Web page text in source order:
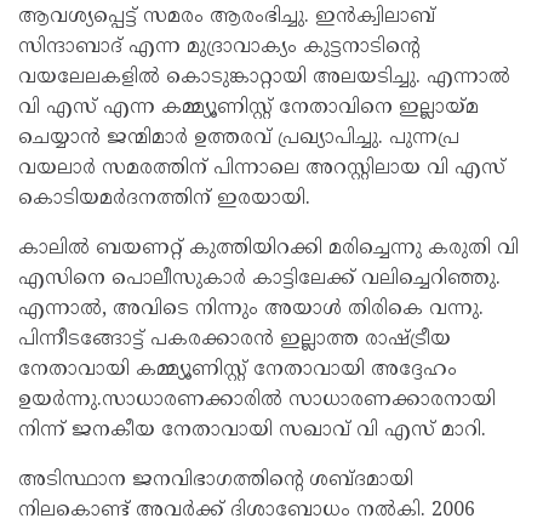
ആവശ്യപ്പെട്ട് സമരം ആരംഭിച്ചു. ഇൻക്വിലാബ്
സിന്ദാബാദ് എന്ന മുദ്രാവാക്യം കുട്ടനാടിന്റെ
വയലേലകളിൽ കൊടുങ്കാറ്റായി അലയടിച്ചു. എന്നാൽ
വി എസ് എന്ന കമ്മ്യൂണിസ്റ്റ് നേതാവിനെ ഇല്ലായ്മ
ചെയ്യാൻ ജന്മിമാർ ഉത്തരവ് പ്രഖ്യാപിച്ചു. പുന്നപ്ര
വയലാർ സമരത്തിന് പിന്നാലെ അറസ്റ്റിലായ വി എസ്
കൊടിയമർദനത്തിന് ഇരയായി.
കാലിൽ ബയണറ്റ് കുത്തിയിറക്കി മരിച്ചെന്നു കരുതി വി
എസിനെ പൊലീസുകാർ കാട്ടിലേക്ക് വലിച്ചെറിഞ്ഞു.
എന്നാൽ, അവിടെ നിന്നും അയാൾ തിരികെ വന്നു.
പിന്നീടങ്ങോട്ട് പകരക്കാരൻ ഇല്ലാത്ത രാഷ്ട്രീയ
നേതാവായി കമ്മ്യൂണിസ്റ്റ് നേതാവായി അദ്ദേഹം
ഉയർന്നു.സാധാരണക്കാരിൽ സാധാരണക്കാരനായി
നിന്ന് ജനകീയ നേതാവായി സഖാവ് വി എസ് മാറി.
അടിസ്ഥാന ജനവിഭാഗത്തിന്റെ ശബ്ദമായി
നിലകൊണ്ട് അവർക്ക് ദിശാബോധം നൽകി. 2006